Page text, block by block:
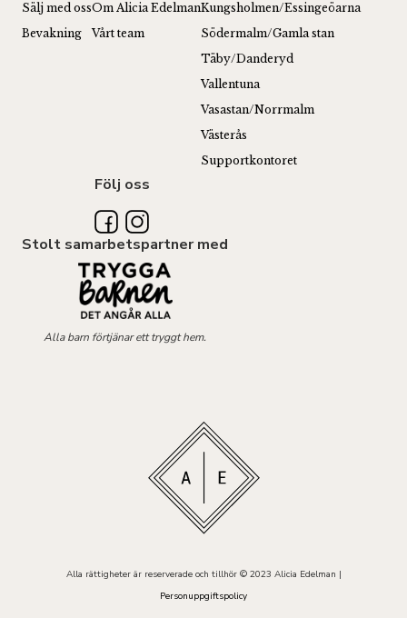
Sälj med oss
Bevakning
Om Alicia Edelman
Vårt team
Kungsholmen/Essingeöarna
Södermalm/Gamla stan
Täby/Danderyd
Vallentuna
Vasastan/Norrmalm
Västerås
Supportkontoret
Följ oss
Stolt samarbetspartner med
Alla barn förtjänar ett tryggt hem.
Alla rättigheter är reserverade och tillhör © 2023 Alicia Edelman |
Personuppgiftspolicy